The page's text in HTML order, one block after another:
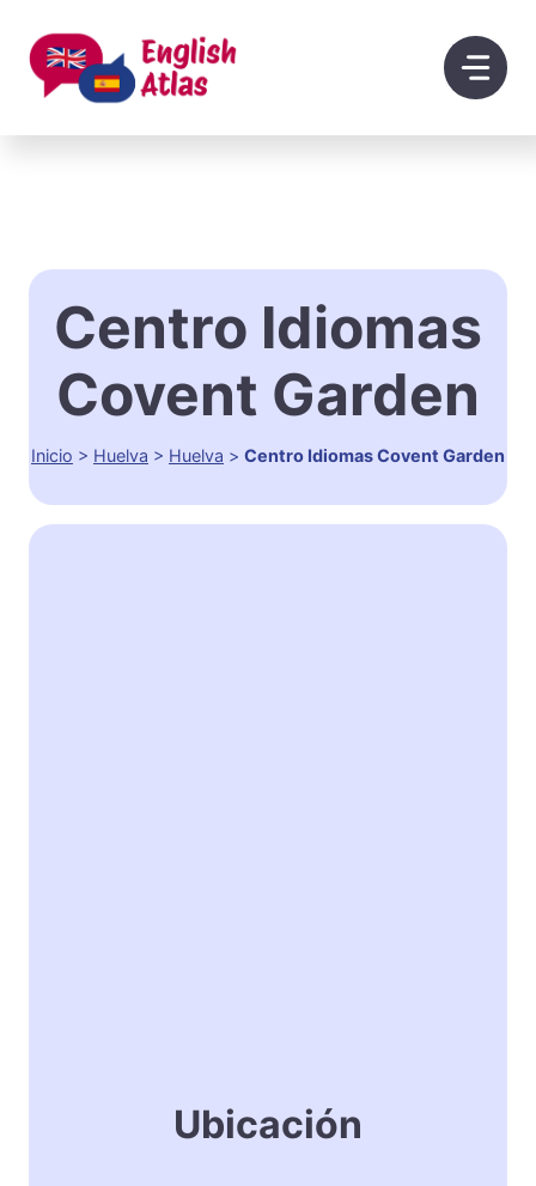
contenido
Centro Idiomas
Covent Garden
Inicio > Huelva > Huelva > Centro Idiomas Covent Garden
Ubicación